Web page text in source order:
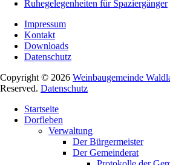
Ruhegelegenheiten für Spaziergänger
Impressum
Kontakt
Downloads
Datenschutz
Copyright © 2026 Weinbaugemeinde
Reserved. Datenschutz
oben
scrollen
Startseite
Dorfleben
Verwaltung
Der Bürgermeister
Der Gemeinderat